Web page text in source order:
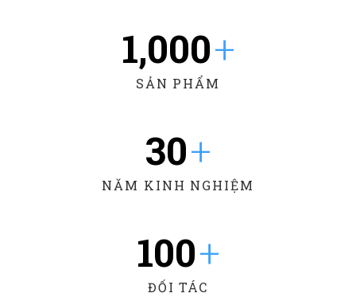
1,000+
SẢN PHẨM
30+
NĂM KINH NGHIỆM
100+
ĐỐI TÁC